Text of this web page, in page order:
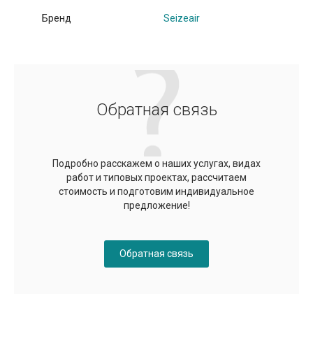
Бренд Seizeair
Обратная связь
Подробно расскажем о наших услугах, видах
работ и типовых проектах, рассчитаем
стоимость и подготовим индивидуальное
предложение!
Обратная связь